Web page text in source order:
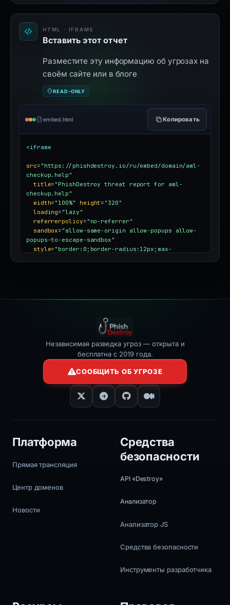
HTML · IFRAME
Вставить этот отчет
Разместите эту информацию об угрозах на
своём сайте или в блоге
READ-ONLY
embed.html Копировать
<iframe
src= "https://phishdestroy.io/ru/embed/domain/aml-
checkup.help"
title= "PhishDestroy threat report for aml-
checkup.help"
width= "100%" height= "320"
loading= "lazy"
referrerpolicy= "no-referrer"
sandbox= "allow-same-origin allow-popups allow-
popups-to-escape-sandbox"
style= "border:0;border-radius:12px;max-
Независимая разведка угроз — открыта и
бесплатна с 2019 года.
СООБЩИТЬ ОБ УГРОЗЕ
Платформа
Прямая трансляция
Центр доменов
Новости
Средства
безопасности
API «Destroy»
Анализатор
Анализатор JS
Средства безопасности
Инструменты разработчика